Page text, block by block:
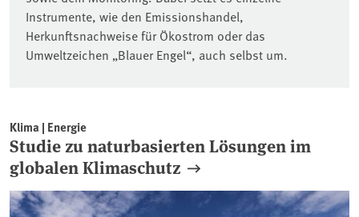
Instrumente, wie den Emissionshandel,
Herkunftsnachweise für Ökostrom oder das
Umweltzeichen „Blauer Engel“, auch selbst um.
Klima | Energie
Studie zu naturbasierten Lösungen im
globalen Klimaschutz